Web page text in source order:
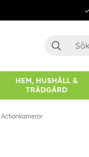
HEM, HUSHÅLL &
TRÄDGÅRD
Actionkameror